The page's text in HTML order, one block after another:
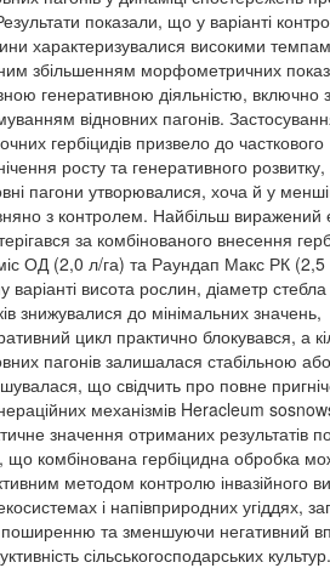
показали, що у варіанті
характеризувалися високими
збільшенням морфометричних
генеративною діяльністю, включно з
відновних пагонів.
гербіцидів призвело до часткового
росту та генеративного
пагони утворювалися, хоча й у
з контролем. Найбільш виражений
за комбінованого внесення
ОД (2,0 л/га) та Раундап Макс РК (2,5
варіанті висота рослин, діаметр
знижувалися до мінімальних значень,
цикл практично блокувався, а
пагонів залишалася стабільною або
що свідчить про повне
механізмів Heracleum
значення отриманих результатів
що комбінована гербіцидна обробка
методом контролю інвазійного
і напівприродних угіддях,
поширенню та зменшуючи негативний
сільськогосподарських культур.